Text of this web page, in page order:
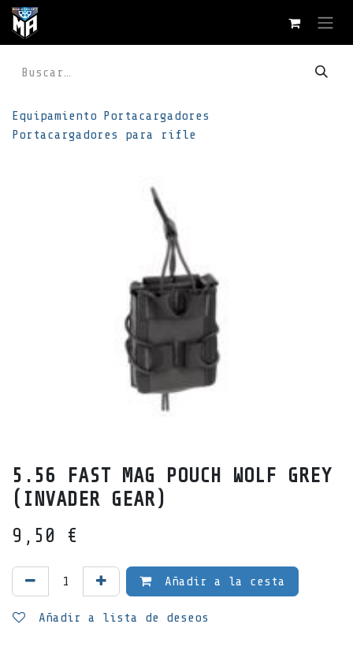
Ir al contenido
Equipamiento Portacargadores
Portacargadores para rifle
5.56 FAST MAG POUCH WOLF GREY
(INVADER GEAR)
9,50
€
Añadir a la cesta
Añadir a lista de deseos